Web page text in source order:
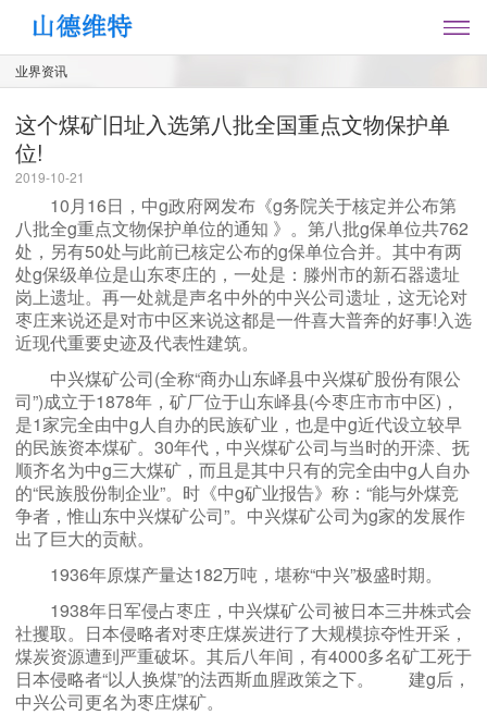
业界资讯
这个煤矿旧址入选第八批全国重点文物保护单
位!
2019-10-21
10月16日，中g政府网发布《g务院关于核定并公布第
八批全g重点文物保护单位的通知 》。第八批g保单位共762
处，另有50处与此前已核定公布的g保单位合并。 其中有两
处g保级单位是山东枣庄的，一处是：滕州市的新石器遗址
岗上遗址。再一处就是声名中外的中兴公司遗址，这无论对
枣庄来说还是对市中区来说这都是一件喜大普奔的好事!入选
近现代重要史迹及代表性建筑。
中兴煤矿公司(全称“商办山东峄县中兴煤矿股份有限公
司”)成立于1878年，矿厂位于山东峄县(今枣庄市市中区)，
是1家完全由中g人自办的民族矿业，也是中g近代设立较早
的民族资本煤矿。30年代，中兴煤矿公司与当时的开滦、抚
顺齐名为中g三大煤矿，而且是其中只有的完全由中g人自办
的“民族股份制企业”。时《中g矿业报告》称：“能与外煤竞
争者，惟山东中兴煤矿公司”。中兴煤矿公司为g家的发展作
出了巨大的贡献。
1936年原煤产量达182万吨，堪称“中兴”极盛时期。
1938年日军侵占枣庄，中兴煤矿公司被日本三井株式会
社攫取。日本侵略者对枣庄煤炭进行了大规模掠夺性开采，
煤炭资源遭到严重破坏。其后八年间，有4000多名矿工死于
日本侵略者“以人换煤”的法西斯血腥政策之下。 建g后，
中兴公司更名为枣庄煤矿。